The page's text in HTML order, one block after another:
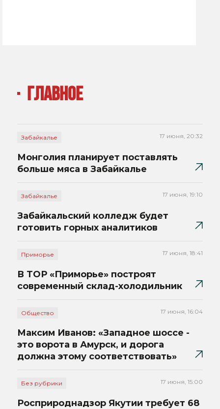
ГЛАВНОЕ
Забайкалье 17 июня, 20:32
Монголия планирует поставлять
больше мяса в Забайкалье
Забайкалье 17 июня, 19:10
Забайкальский колледж будет
готовить горных аналитиков
Приморье 17 июня, 18:41
В ТОР «Приморье» построят
современный склад-холодильник
Общество 17 июня, 16:04
Максим Иванов: «Западное шоссе -
это ворота в Амурск, и дорога
должна этому соответствовать»
Без рубрики 17 июня, 15:00
Росприроднадзор Якутии требует 68